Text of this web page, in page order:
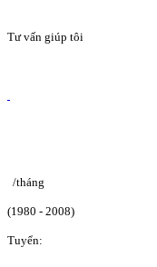
Tư vấn giúp tôi
/tháng
(1980 - 2008)
Tuyển: